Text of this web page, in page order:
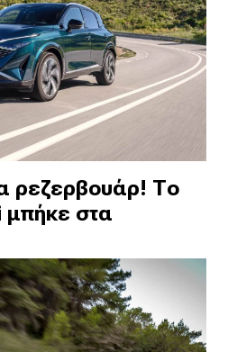
ρεζερβουάρ! Το
μπήκε στα